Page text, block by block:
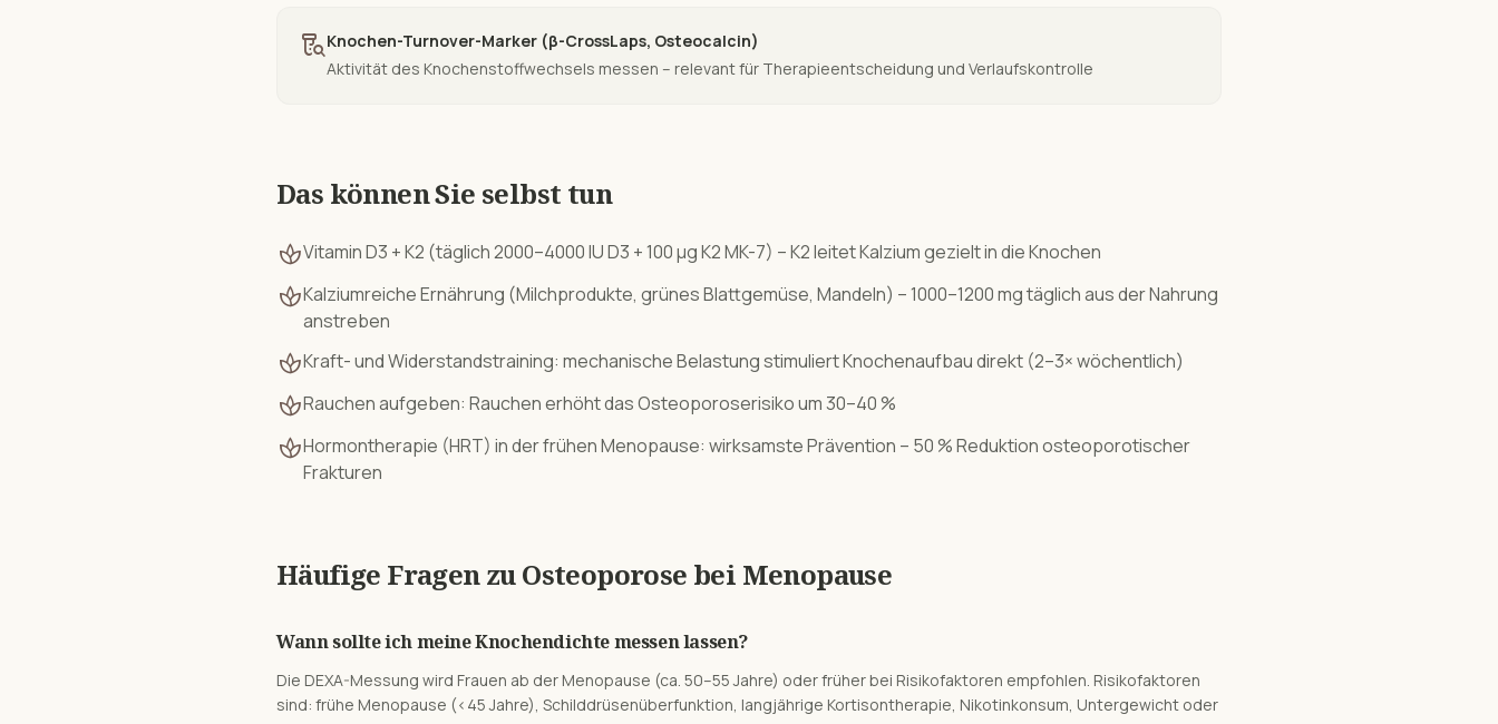
lab_researchKnochen-Turnover-Marker (β-CrossLaps, Osteocalcin)
Aktivität des Knochenstoffwechsels messen – relevant für Therapieentscheidung und Verlaufskontrolle
Das können Sie selbst tun
spaVitamin D3 + K2 (täglich 2000–4000 IU D3 + 100 µg K2 MK-7) – K2 leitet Kalzium gezielt in die Knochen
spaKalziumreiche Ernährung (Milchprodukte, grünes Blattgemüse, Mandeln) – 1000–1200 mg täglich aus der Nahrung
anstreben
spaKraft- und Widerstandstraining: mechanische Belastung stimuliert Knochenaufbau direkt (2–3× wöchentlich)
spaRauchen aufgeben: Rauchen erhöht das Osteoporoserisiko um 30–40 %
spaHormontherapie (HRT) in der frühen Menopause: wirksamste Prävention – 50 % Reduktion osteoporotischer
Frakturen
Häufige Fragen zuOsteoporose bei Menopause
Wann sollte ich meine Knochendichte messen lassen?
Die DEXA-Messung wird Frauen ab der Menopause (ca. 50–55 Jahre) oder früher bei Risikofaktoren empfohlen. Risikofaktoren
sind: frühe Menopause (<45 Jahre), Schilddrüsenüberfunktion, langjährige Kortisontherapie, Nikotinkonsum, Untergewicht oder